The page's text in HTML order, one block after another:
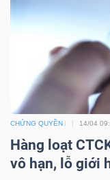
CHỨNG QUYỀN 14/04
Hàng loạt
vô hạn, lỗ giới
CÔNG
THÔNG
TIN
DỊCH
VỤ